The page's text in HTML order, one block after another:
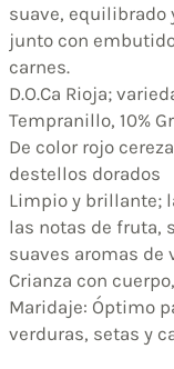
suave, equilibrado
junto con
carnes.
D.O.Ca Rioja;
Tempranillo, 10%
De color rojo
destellos dorados
Limpio y brillante;
las notas de fruta,
suaves aromas de
Crianza con
Maridaje: Óptimo
verduras, setas y